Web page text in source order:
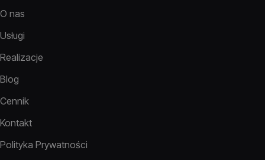
O nas
Usługi
Realizacje
Blog
Cennik
Kontakt
Polityka Prywatności